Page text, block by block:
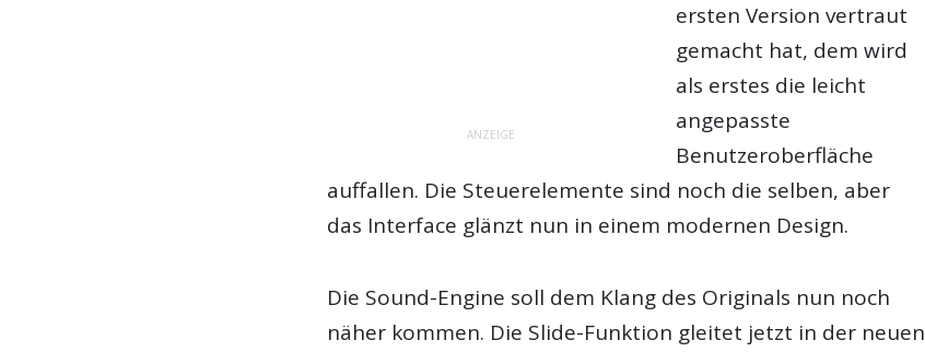
ANZEIGE
ersten Version vertraut
gemacht hat, dem wird
als erstes die leicht
angepasste
Benutzeroberfläche
auffallen. Die Steuerelemente sind noch die selben, aber
das Interface glänzt nun in einem modernen Design.
Die Sound-Engine soll dem Klang des Originals nun noch
näher kommen. Die Slide-Funktion gleitet jetzt in der neuen